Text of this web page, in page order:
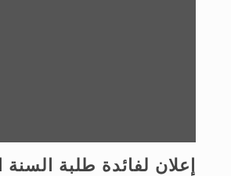
إعلان لفائدة طلبة السنة